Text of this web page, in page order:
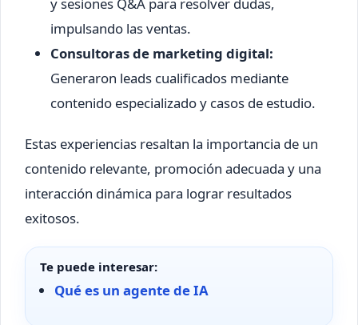
impulsando las ventas.
Consultoras de marketing digital:
Generaron leads cualificados mediante
contenido especializado y casos de estudio.
Estas experiencias resaltan la importancia de un
contenido relevante, promoción adecuada y una
interacción dinámica para lograr resultados
exitosos.
Te puede interesar:
Qué es un agente de IA